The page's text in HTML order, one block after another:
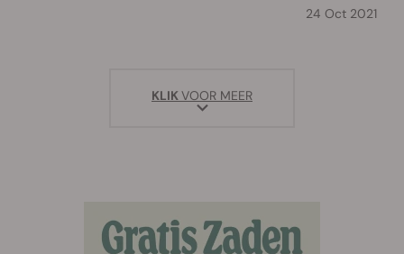
24 Oct 2021
KLIKVOOR MEER